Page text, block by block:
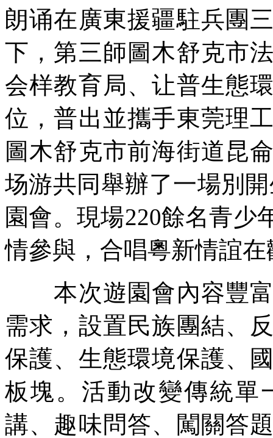
朗诵在廣東援疆駐兵團
下，第三師圖木舒克市
会样教育局、让普生態
位，普出並攜手東莞理
圖木舒克市前海街道昆
场游共同舉辦了一場別
園會。現場220餘名青少
情參與，合唱粵新情誼
本次遊園會內容豐富
需求，設置民族團結、
保護、生態環境保護、
板塊。活動改變傳統單
講、趣味問答、闖關答